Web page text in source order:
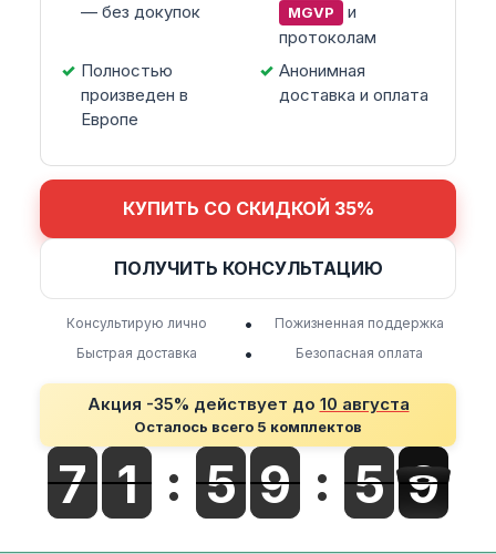
— без докупок
MGVP
и
протоколам
Полностью
произведен в
Европе
Анонимная
доставка и оплата
КУПИТЬ СО СКИДКОЙ 35%
ПОЛУЧИТЬ КОНСУЛЬТАЦИЮ
Консультирую лично •
Пожизненная поддержка
Быстрая доставка
• Безопасная оплата
Акция -35% действует до 10 августа
Осталось всего 5 комплектов